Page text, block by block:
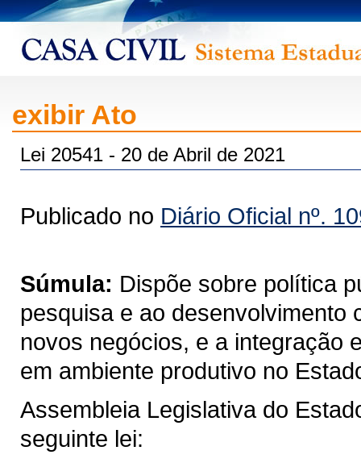
exibir Ato
Lei 20541 - 20 de Abril de 2021
Publicado no Diário Oficial nº.
Súmula: Dispõe sobre política
pesquisa e ao desenvolvimento
novos negócios, e a integração
em ambiente produtivo no
Assembleia Legislativa do
seguinte lei: